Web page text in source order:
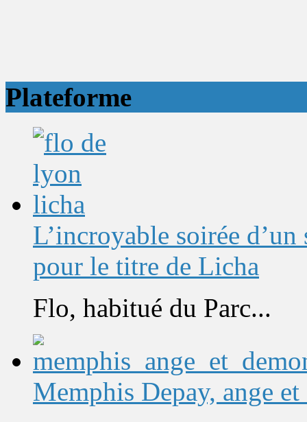
Plateforme
L’incroyable soirée
pour le titre de Licha
Flo, habitué du Parc...
Memphis Depay, ange et